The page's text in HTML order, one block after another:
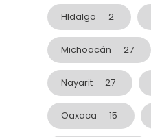
HIdalgo 2
Michoacán 27
Nayarit 27
Oaxaca 15